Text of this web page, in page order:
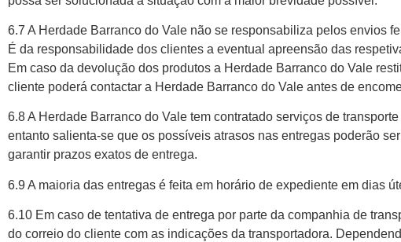
6.7 A Herdade Barranco do Vale não se responsabiliza pelos envios
É da responsabilidade dos clientes a eventual apreensão das
Em caso da devolução dos produtos a Herdade Barranco do Vale
cliente poderá contactar a Herdade Barranco do Vale antes de
6.8 A Herdade Barranco do Vale tem contratado serviços de
entanto salienta-se que os possíveis atrasos nas entregas poderão
garantir prazos exatos de entrega.
6.9 A maioria das entregas é feita em horário de expediente em dias
6.10 Em caso de tentativa de entrega por parte da companhia de
do correio do cliente com as indicações da transportadora.